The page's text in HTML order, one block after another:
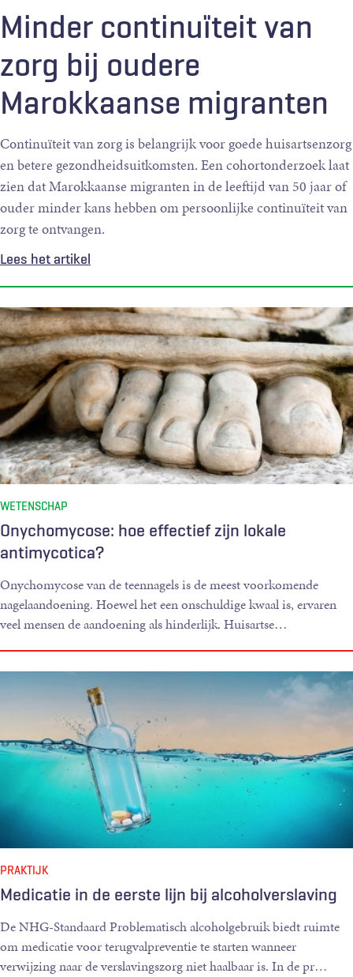
Minder continuïteit van
zorg bij oudere
Marokkaanse migranten
Continuïteit van zorg is belangrijk voor goede huisartsenzorg
en betere gezondheidsuitkomsten. Een cohortonderzoek laat
zien dat Marokkaanse migranten in de leeftijd van 50 jaar of
ouder minder kans hebben om persoonlijke continuïteit van
zorg te ontvangen.
Lees het artikel
Onychomycose: hoe effectief zijn lokale
antimycotica?
WETENSCHAP
Onychomycose van de teennagels is de meest voorkomende
nagelaandoening. Hoewel het een onschuldige kwaal is, ervaren
veel mensen de aandoening als hinderlijk. Huisartse…
Medicatie in de eerste lijn bij alcoholverslaving
PRAKTIJK
De NHG-Standaard Problematisch alcoholgebruik biedt ruimte
om medicatie voor terugvalpreventie te starten wanneer
verwijzing naar de verslavingszorg niet haalbaar is. In de pr…